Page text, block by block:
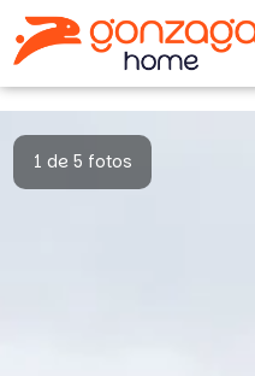
1 de 5 fotos